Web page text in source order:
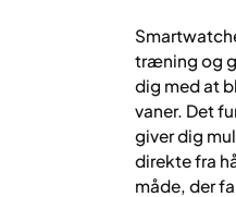
træning og
dig med at
vaner. Det
giver dig
direkte fra
måde, der